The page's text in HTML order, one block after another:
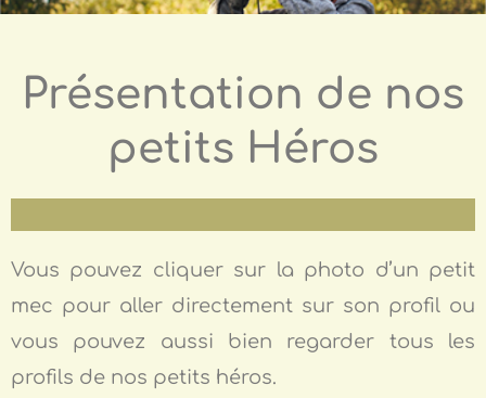
Présentation de nos
petits Héros
Vous pouvez cliquer sur la photo d’un petit
mec pour aller directement sur son profil ou
vous pouvez aussi bien regarder tous les
profils de nos petits héros.